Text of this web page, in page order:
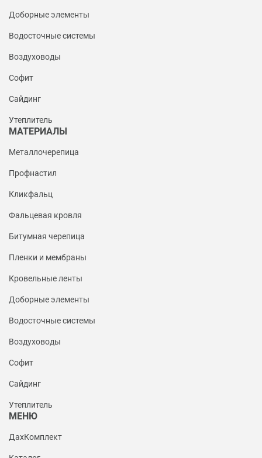
Доборные элементы
Водосточные системы
Воздуховоды
Софит
Сайдинг
Утеплитель
МАТЕРИАЛЫ
Металлочерепица
Профнастил
Кликфальц
Фальцевая кровля
Битумная черепица
Пленки и мембраны
Кровельные ленты
Доборные элементы
Водосточные системы
Воздуховоды
Софит
Сайдинг
Утеплитель
МЕНЮ
ДахКомплект